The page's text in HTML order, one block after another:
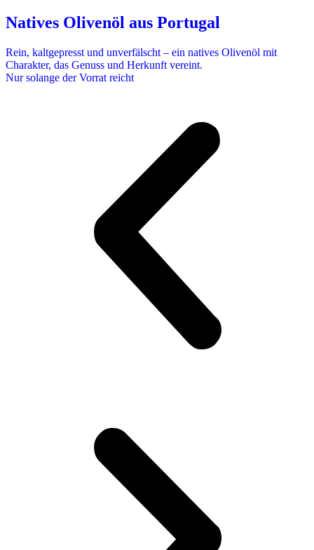
Natives Olivenöl aus Portugal
Rein, kaltgepresst und unverfälscht – ein natives Olivenöl mit
Charakter, das Genuss und Herkunft vereint.
Nur solange der Vorrat reicht